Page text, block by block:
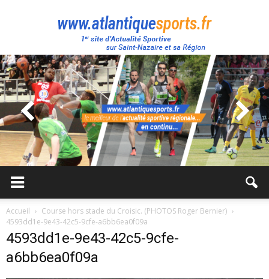
Atlantique
Sport
Accueil
Course hors stade du Croisic. (PHOTOS Roger Bernier)
4593dd1e-9e43-42c5-9cfe-a6bb6ea0f09a
4593dd1e-9e43-42c5-9cfe-
a6bb6ea0f09a